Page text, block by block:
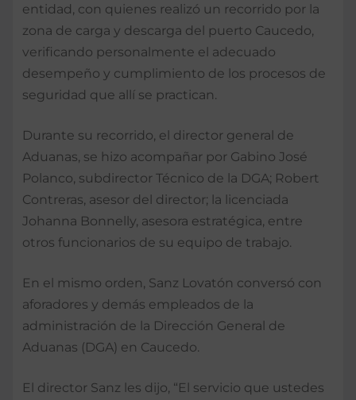
entidad, con quienes realizó un recorrido por la
zona de carga y descarga del puerto Caucedo,
verificando personalmente el adecuado
desempeño y cumplimiento de los procesos de
seguridad que allí se practican.
Durante su recorrido, el director general de
Aduanas, se hizo acompañar por Gabino José
Polanco, subdirector Técnico de la DGA; Robert
Contreras, asesor del director; la licenciada
Johanna Bonnelly, asesora estratégica, entre
otros funcionarios de su equipo de trabajo.
En el mismo orden, Sanz Lovatón conversó con
aforadores y demás empleados de la
administración de la Dirección General de
Aduanas (DGA) en Caucedo.
El director Sanz les dijo, “El servicio que ustedes